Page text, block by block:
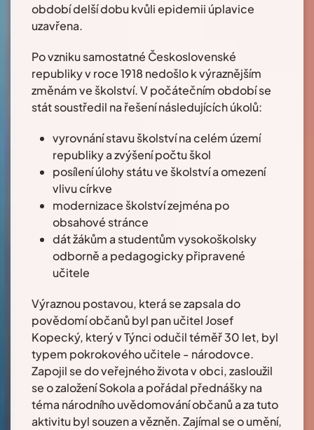
období delší dobu kvůli epidemii úplavice
uzavřena.
Po vzniku samostatné Československé
republiky v roce 1918 nedošlo k výraznějším
změnám ve školství. V počátečním období se
stát soustředil na řešení následujících úkolů:
vyrovnání stavu školství na celém území
republiky a zvýšení počtu škol
posílení úlohy státu ve školství a omezení
vlivu církve
modernizace školství zejména po
obsahové stránce
dát žákům a studentům vysokoškolsky
odborně a pedagogicky připravené
učitele
Výraznou postavou, která se zapsala do
povědomí občanů byl pan učitel Josef
Kopecký, který v Týnci odučil téměř 30 let, byl
typem pokrokového učitele - národovce.
Zapojil se do veřejného života v obci, zasloužil
se o založení Sokola a pořádal přednášky na
téma národního uvědomování občanů a za tuto
aktivitu byl souzen a vězněn. Zajímal se o umění,